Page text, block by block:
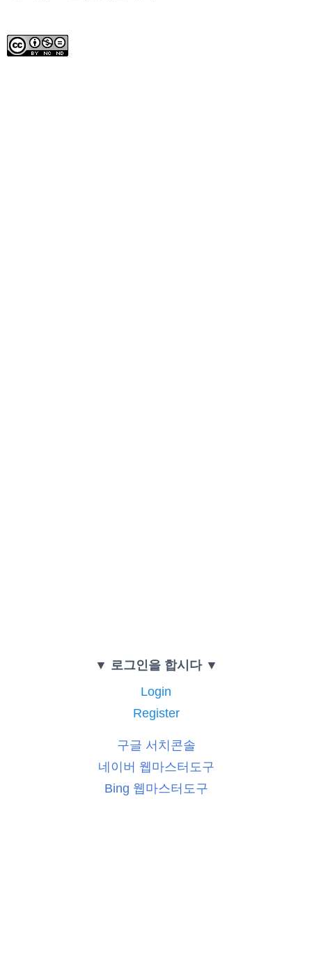
▼ 로그인을 합시다 ▼
Login
Register
구글 서치콘솔
네이버 웹마스터도구
Bing 웹마스터도구